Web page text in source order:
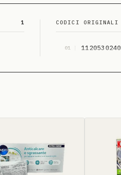
1 CODICI ORIGINALI
01 1120530240